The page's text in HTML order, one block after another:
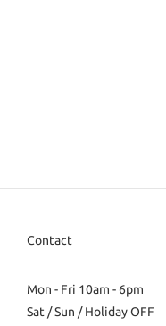
Contact
Mon - Fri 10am - 6pm
Sat / Sun / Holiday OFF